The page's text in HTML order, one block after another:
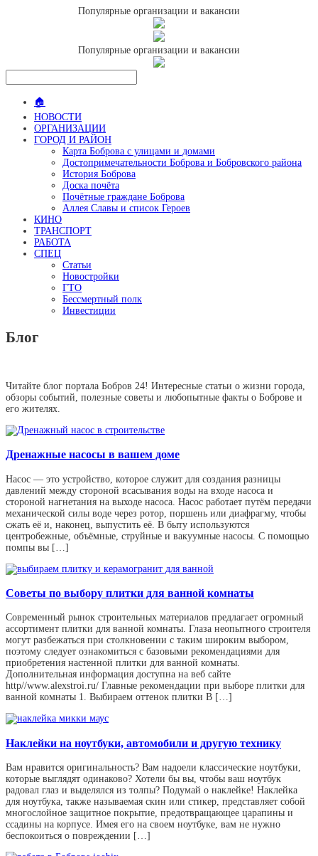
Популярные организации и вакансии
Популярные организации и вакансии
🏠
НОВОСТИ
ОРГАНИЗАЦИИ
ГОРОД И РАЙОН
Карта Боброва с улицами и домами
Достопримечательности Боброва и Бобровского района
История Боброва
Доска почёта
Почётные граждане Боброва
Аллея Славы и список Героев
КИНО
ТРАНСПОРТ
РАБОТА
СПЕЦ
Статьи
Новостройки
ГТО
Бессмертный полк
Инвестиции
Блог
Читайте блог портала Бобров 24! Интересные статьи о жизни города,
обзоры событий, полезные советы и любопытные факты о Боброве и
его жителях.
Дренажные насосы в вашем доме
Насос — это устройство, которое служит для создания разницы
давлений между стороной всасывания воды на входе насоса и
стороной нагнетания на выходе насоса. Насос работает путём передачи
механической силы воде через ротор, поршень или диафрагму, чтобы
сжать её и, наконец, выпустить её. В быту используются
центробежные, объёмные, струйные и вакуумные насосы. С помощью
помпы вы […]
Советы по выбору плитки для ванной комнаты
Современный рынок строительных материалов предлагает огромный
ассортимент плитки для ванной комнаты. Глаза неопытного строителя
могут разбежаться при столкновении с таким широким выбором,
поэтому следует ознакомиться с базовыми рекомендациями для
приобретения настенной плитки для ванной комнаты.
Дополнительная информация доступна на веб сайте
http//www.alexstroi.ru/ Главные рекомендации при выборе плитки для
ванной комнаты 1. Выбираем оттенок плитки В […]
Наклейки на ноутбуки, автомобили и другую технику
Вам нравится оригинальность? Вам надоели классические ноутбуки,
которые выглядят одинаково? Хотели бы вы, чтобы ваш ноутбук
радовал глаз и выделялся из толпы? Подумай о наклейке! Наклейка
для ноутбука, также называемая скин или стикер, представляет собой
многослойное защитное покрытие, предотвращающее царапины и
ссадины на корпусе. Имея его на своем ноутбуке, вам не нужно
беспокоиться о повреждении […]